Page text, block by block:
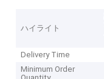
ハイライト
Delivery Time
Minimum Order